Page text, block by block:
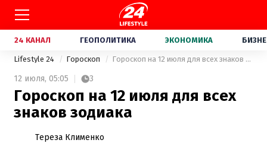
24 КАНАЛ ГЕОПОЛИТИКА ЭКОНОМИКА
Lifestyle 24 Гороскоп Гороскоп на 12 июля для всех знаков зодиака
12 июля, 05:05 3
Гороскоп на 12 июля для всех
знаков зодиака
Тереза Клименко